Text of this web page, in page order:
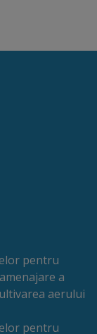
pentru
a
aerului
pentru